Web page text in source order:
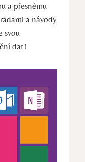
a přesnému
a návody
svou
dat!